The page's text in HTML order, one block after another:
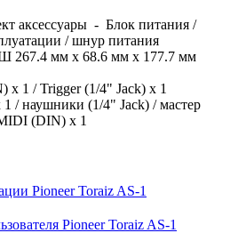
аксессуары - Блок питания /
/ шнур питания
267.4 мм x 68.6 мм x 177.7 мм
1 / Trigger (1/4" Jack) x 1
/ наушники (1/4" Jack) / мастер
(DIN) x 1
Pioneer Toraiz AS-1
Pioneer Toraiz AS-1